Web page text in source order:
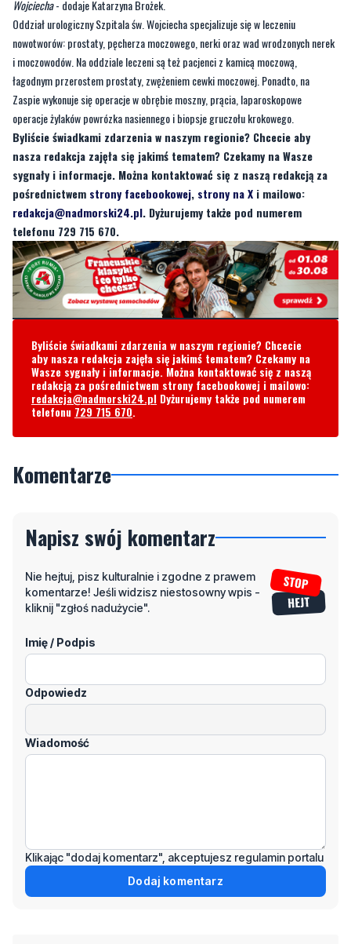
Wojciecha- dodaje Katarzyna Brożek.
Oddział urologiczny Szpitala św. Wojciecha specjalizuje się w leczeniu
nowotworów: prostaty, pęcherza moczowego, nerki oraz wad wrodzonych nerek
i moczowodów. Na oddziale leczeni są też pacjenci z kamicą moczową,
łagodnym przerostem prostaty, zwężeniem cewki moczowej. Ponadto, na
Zaspie wykonuje się operacje w obrębie moszny, prącia, laparoskopowe
operacje żylaków powrózka nasiennego i biopsje gruczołu krokowego.
Byliście świadkami zdarzenia w naszym regionie? Chcecie aby
nasza redakcja zajęła się jakimś tematem? Czekamy na Wasze
sygnały i informacje. Można kontaktować się z naszą redakcją za
pośrednictwem strony facebookowej, strony na X i mailowo:
redakcja@nadmorski24.pl. Dyżurujemy także pod numerem
telefonu 729 715 670.
Byliście świadkami zdarzenia w naszym regionie? Chcecie
aby nasza redakcja zajęła się jakimś tematem? Czekamy na
Wasze sygnały i informacje. Można kontaktować się z naszą
redakcją za pośrednictwem strony facebookowej i mailowo:
redakcja@nadmorski24.pl Dyżurujemy także pod numerem
telefonu 729 715 670.
Komentarze
Napisz swój komentarz
Nie hejtuj, pisz kulturalnie i zgodne z prawem
komentarze! Jeśli widzisz niestosowny wpis -
kliknij "zgłoś nadużycie".
Imię / Podpis
Odpowiedz
Wiadomość
Klikając "dodaj komentarz", akceptujesz regulamin portalu
Dodaj komentarz